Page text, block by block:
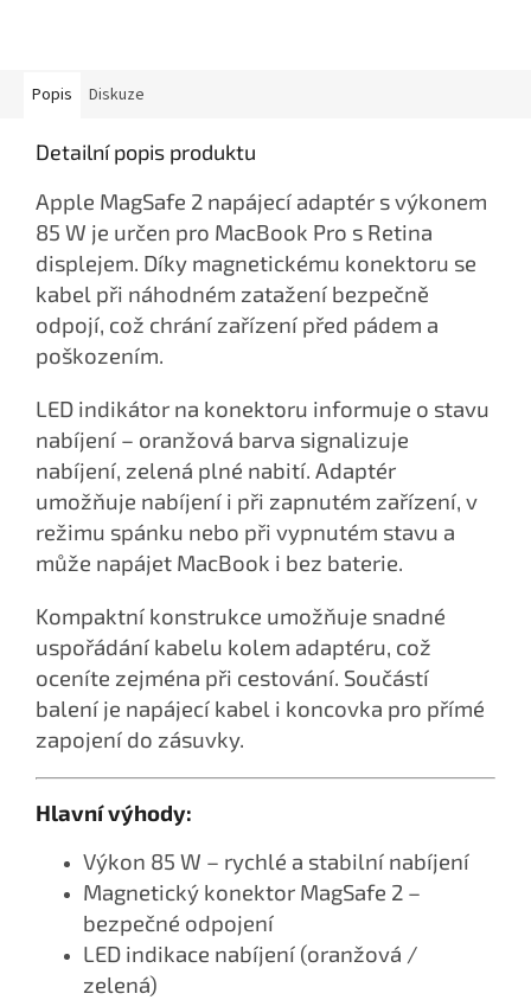
Popis Diskuze
Detailní popis produktu
Apple MagSafe 2 napájecí adaptér s výkonem
85 W je určen pro MacBook Pro s Retina
displejem. Díky magnetickému konektoru se
kabel při náhodném zatažení bezpečně
odpojí, což chrání zařízení před pádem a
poškozením.
LED indikátor na konektoru informuje o stavu
nabíjení – oranžová barva signalizuje
nabíjení, zelená plné nabití. Adaptér
umožňuje nabíjení i při zapnutém zařízení, v
režimu spánku nebo při vypnutém stavu a
může napájet MacBook i bez baterie.
Kompaktní konstrukce umožňuje snadné
uspořádání kabelu kolem adaptéru, což
oceníte zejména při cestování. Součástí
balení je napájecí kabel i koncovka pro přímé
zapojení do zásuvky.
Hlavní výhody:
Výkon 85 W – rychlé a stabilní nabíjení
Magnetický konektor MagSafe 2 –
bezpečné odpojení
LED indikace nabíjení (oranžová /
zelená)